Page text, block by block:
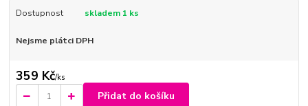
Dostupnost skladem 1 ks
Nejsme plátci DPH
359 Kč/ks
Přidat do košíku